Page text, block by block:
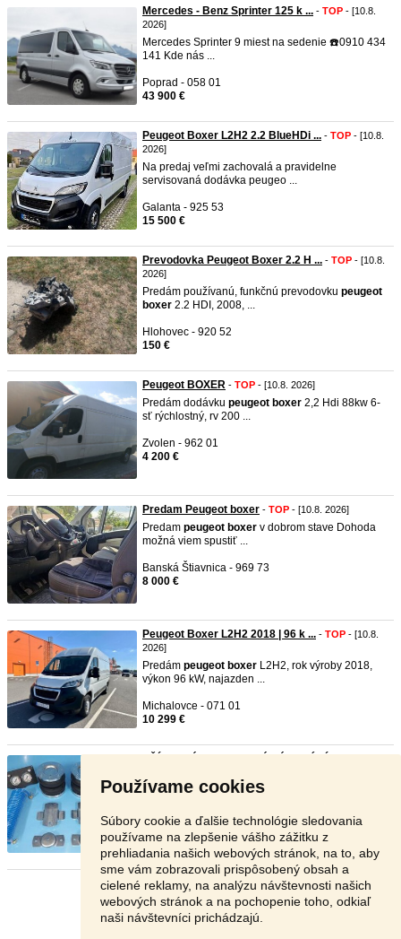
Používame cookies
Súbory cookie a ďalšie technológie sledovania
používame na zlepšenie vášho zážitku z
prehliadania našich webových stránok, na to, aby
sme vám zobrazovali prispôsobený obsah a
cielené reklamy, na analýzu návštevnosti našich
webových stránok a na pochopenie toho, odkiaľ
naši návštevníci prichádzajú.
Mercedes - Benz Sprinter 125 k ... - TOP - [10.8.
2026]
Mercedes Sprinter 9 miest na sedenie ☎️0910 434
141 Kde nás ...
Poprad - 058 01
43 900 €
Peugeot Boxer L2H2 2.2 BlueHDi ... - TOP - [10.8.
2026]
Na predaj veľmi zachovalá a pravidelne
servisovaná dodávka peugeo ...
Galanta - 925 53
15 500 €
Prevodovka Peugeot Boxer 2.2 H ... - TOP - [10.8.
2026]
Predám používanú, funkčnú prevodovku peugeot
boxer 2.2 HDI, 2008, ...
Hlohovec - 920 52
150 €
Peugeot BOXER - TOP - [10.8. 2026]
Predám dodávku peugeot boxer 2,2 Hdi 88kw 6-
sť rýchlostný, rv 200 ...
Zvolen - 962 01
4 200 €
Predam Peugeot boxer - TOP - [10.8. 2026]
Predam peugeot boxer v dobrom stave Dohoda
možná viem spustiť ...
Banská Štiavnica - 969 73
8 000 €
Peugeot Boxer L2H2 2018 | 96 k ... - TOP - [10.8.
2026]
Predám peugeot boxer L2H2, rok výroby 2018,
výkon 96 kW, najazden ...
Michalovce - 071 01
10 299 €
✅ PŘÍDAVNÉ VZDUCHOVÉ PÉROVÁNÍ ODAK ✅
Česká republika - 110 00
190 €
Stránka: 1 2 3 Ďalšia